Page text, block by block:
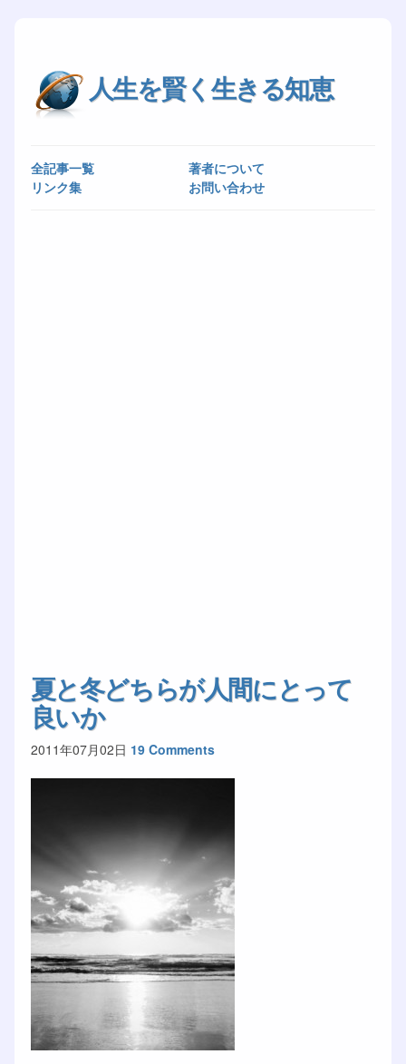
人生を賢く生きる知恵
全記事一覧
著者について
リンク集
お問い合わせ
夏と冬どちらが人間にとって
良いか
2011年07月02日 19 Comments